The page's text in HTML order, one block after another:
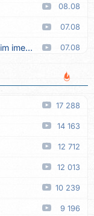
08.08
07.08
Smetko) 07.08
Smetko) 07.08
07.08
07.08
07.08
07.08
07.08
07.08
17 288
14 163
12 712
12 013
10 239
9 196